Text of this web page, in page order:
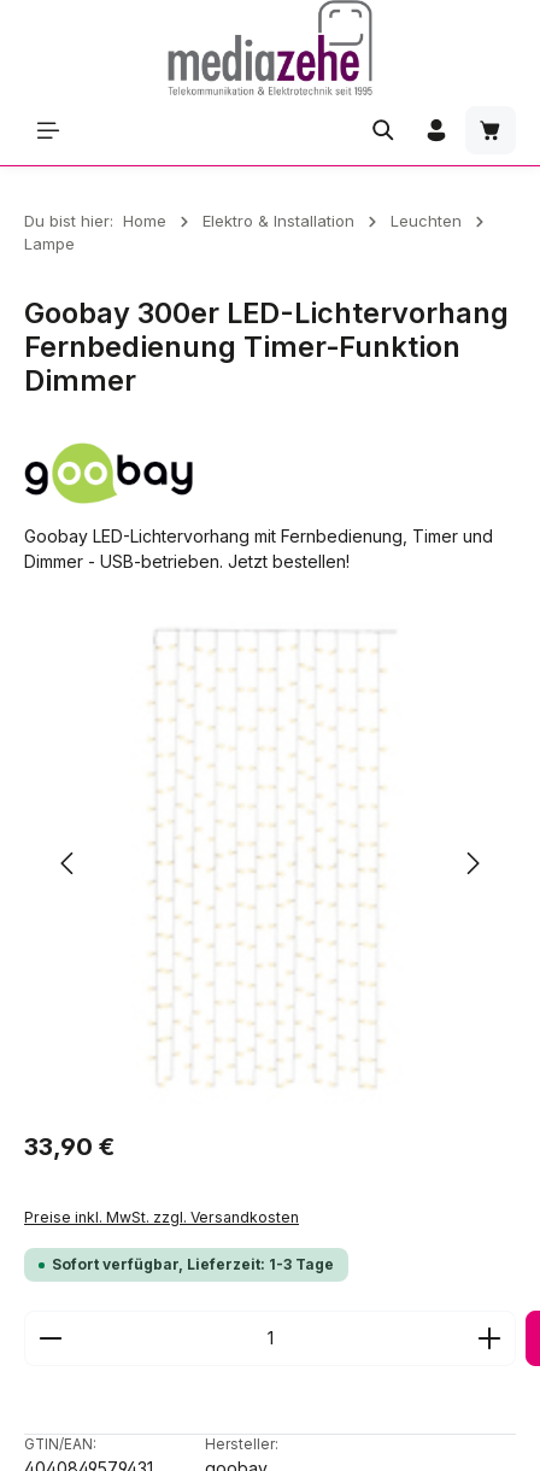
Du bist hier: Home Elektro & Installation
Leuchten
Lampe
Goobay 300er LED-Lichtervorhang
Fernbedienung Timer‑Funktion
Dimmer
Goobay LED-Lichtervorhang mit Fernbedienung, Timer und
Dimmer - USB-betrieben. Jetzt bestellen!
Bildergalerie überspringen
Regulärer Preis:
33,90 €
Preise inkl. MwSt. zzgl. Versandkosten
Sofort verfügbar, Lieferzeit: 1-3 Tage
Produkt Anzahl: Gib den gewünschten Wert ein
GTIN/EAN: Hersteller: